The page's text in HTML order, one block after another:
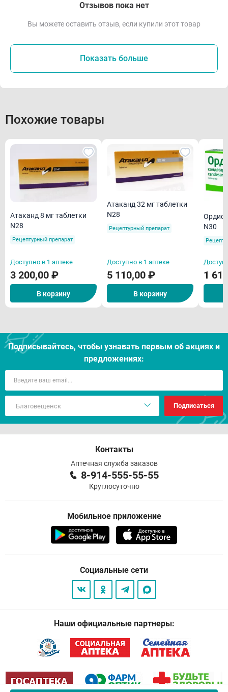
Отзывов пока нет
Вы можете оставить отзыв, если купили этот товар
Показать больше
Похожие товары
Атаканд 8 мг таблетки
N28
Рецептурный препарат
Доступно в 1 аптеке
3 200,00 ₽
В корзину
Атаканд 32 мг таблетки
N28
Рецептурный препарат
Доступно в 1 аптеке
5 110,00 ₽
В корзину
N30
1
Подписывайтесь, чтобы узнавать первым об акцияx и
предложениях:
Подписаться
Контакты
Аптечная служба заказов
8-914-555-55-55
Круглосуточно
Мобильное приложение
Социальные сети
Наши официальные партнеры: